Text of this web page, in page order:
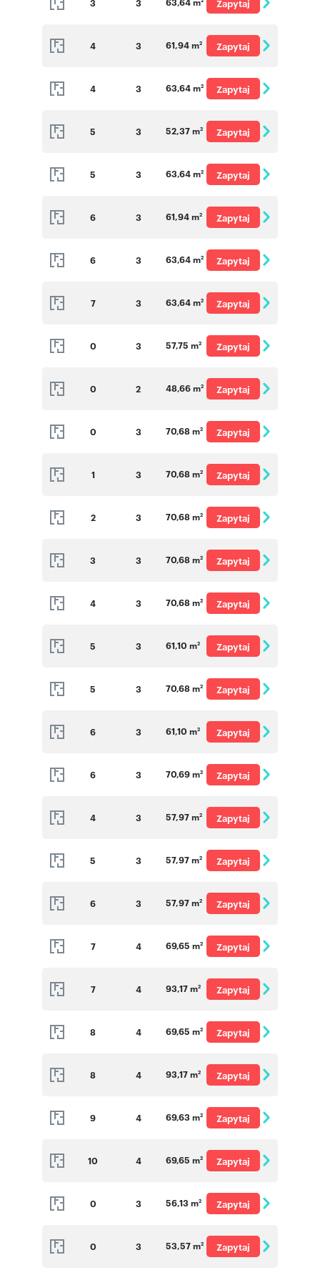
3 3
Zapytaj
4 3 61,94 m2
Zapytaj
4 3 63,64 m2
Zapytaj
5 3 52,37 m2
Zapytaj
5 3 63,64 m2
Zapytaj
6 3 61,94 m2
Zapytaj
6 3 63,64 m2
Zapytaj
7 3 63,64 m2
Zapytaj
0 3 57,75 m2
Zapytaj
0 2 48,66 m2
Zapytaj
0 3 70,68 m2
Zapytaj
1 3 70,68 m2
Zapytaj
2 3 70,68 m2
Zapytaj
3 3 70,68 m2
Zapytaj
4 3 70,68 m2
Zapytaj
5 3 61,10 m2
Zapytaj
5 3 70,68 m2
Zapytaj
6 3 61,10 m2
Zapytaj
6 3 70,69 m2
Zapytaj
4 3 57,97 m2
Zapytaj
5 3 57,97 m2
Zapytaj
6 3 57,97 m2
Zapytaj
7 4 69,65 m2
Zapytaj
7 4 93,17 m2
Zapytaj
8 4 69,65 m2
Zapytaj
8 4 93,17 m2
Zapytaj
9 4 69,63 m2
Zapytaj
10 4 69,65 m2
Zapytaj
0 3 56,13 m2
Zapytaj
0 3 53,57 m2
Zapytaj